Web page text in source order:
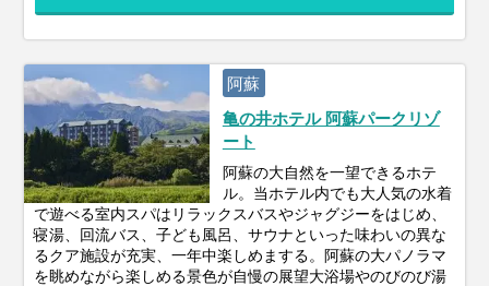
阿蘇
亀の井ホテル 阿蘇パークリゾ
ート
阿蘇の大自然を一望できるホテ
ル。当ホテル内でも大人気の水着
で遊べる室内スパはリラックスバスやジャグジーをはじめ、
寝湯、回流バス、子ども風呂、サウナといった味わいの異な
るクア施設が充実、一年中楽しめまする。阿蘇の大パノラマ
を眺めながら楽しめる景色が自慢の展望大浴場やのびのび湯